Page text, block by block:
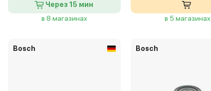
Через 15 мин
в 8 магазинах
в 5 магазинах
Bosch Bosch